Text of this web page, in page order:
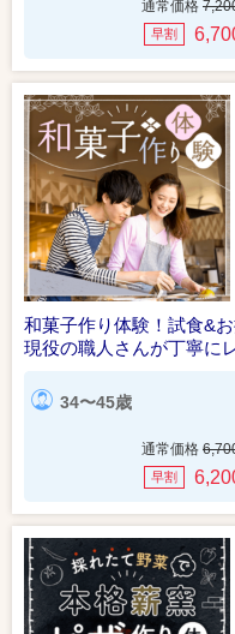
通常価格
早割
和菓子作り体験！試食&
現役の職人さんが丁寧に
34〜45歳
通常価格
早割